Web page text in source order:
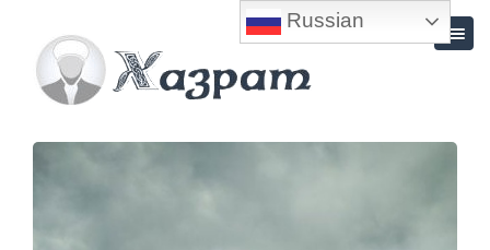
Russian